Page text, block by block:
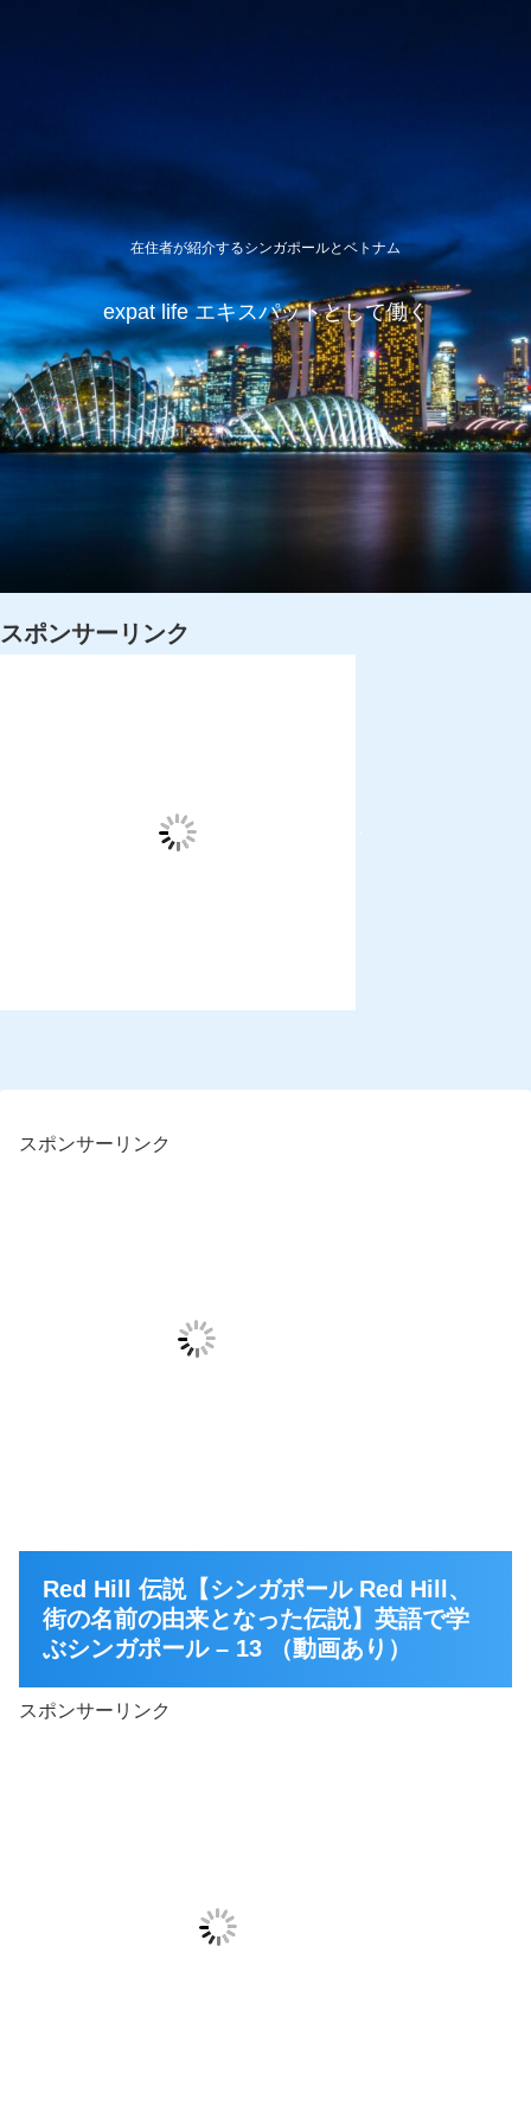
在住者が紹介するシンガポールとベトナム
expat life エキスパットとして働く
スポンサーリンク
スポンサーリンク
Red Hill 伝説【シンガポール Red Hill、
街の名前の由来となった伝説】英語で学
ぶシンガポール – 13 （動画あり）
スポンサーリンク